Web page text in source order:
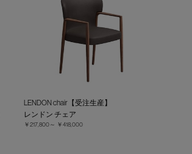
LENDON chair【受注生産】
レンドン チェア
￥217,800～ ￥418,000